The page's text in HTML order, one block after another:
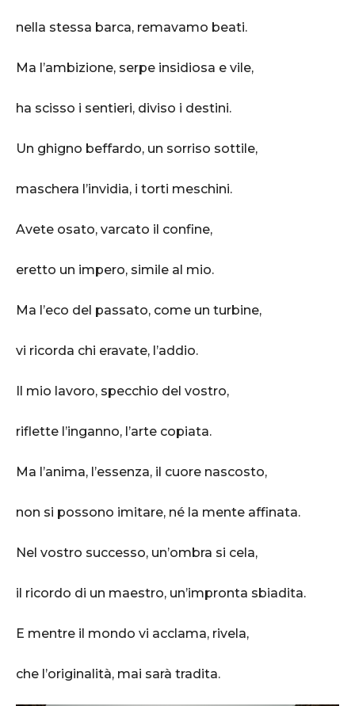
nella stessa barca, remavamo beati.
Ma l’ambizione, serpe insidiosa e vile,
ha scisso i sentieri, diviso i destini.
Un ghigno beffardo, un sorriso sottile,
maschera l’invidia, i torti meschini.
Avete osato, varcato il confine,
eretto un impero, simile al mio.
Ma l’eco del passato, come un turbine,
vi ricorda chi eravate, l’addio.
Il mio lavoro, specchio del vostro,
riflette l’inganno, l’arte copiata.
Ma l’anima, l’essenza, il cuore nascosto,
non si possono imitare, né la mente affinata.
Nel vostro successo, un’ombra si cela,
il ricordo di un maestro, un’impronta sbiadita.
E mentre il mondo vi acclama, rivela,
che l’originalità, mai sarà tradita.